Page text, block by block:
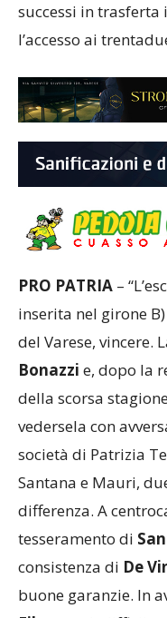
stagione
successi in trasferta
l’accesso ai
PRO PATRIA–
inserita nel girone
del Varese, vincere.
Bonazzie, dopo la
della scorsa
vedersela con
società di Patrizia
Santana e Mauri,
differenza. A
tesseramento di